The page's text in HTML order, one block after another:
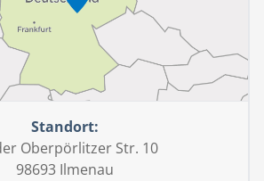
Standort:
Oberpörlitzer Str. 10
98693 Ilmenau